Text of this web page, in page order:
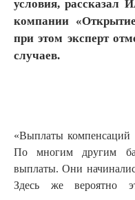
условия, рассказал
компании
при этом эксперт
случаев.
«Выплаты компенсаций
По многим другим
выплаты. Они
Здесь же вероятно